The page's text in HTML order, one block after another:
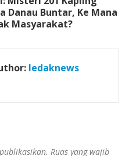
Danau Buntar, Ke Mana
Masyarakat?
ledaknews
Ruas yang wajib